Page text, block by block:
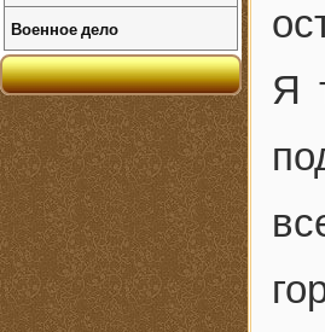
Я
Военное дело